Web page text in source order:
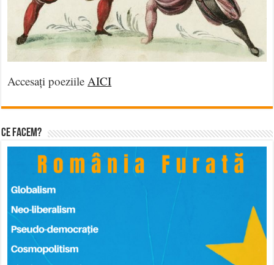
Accesați poeziile AICI
Ce facem?